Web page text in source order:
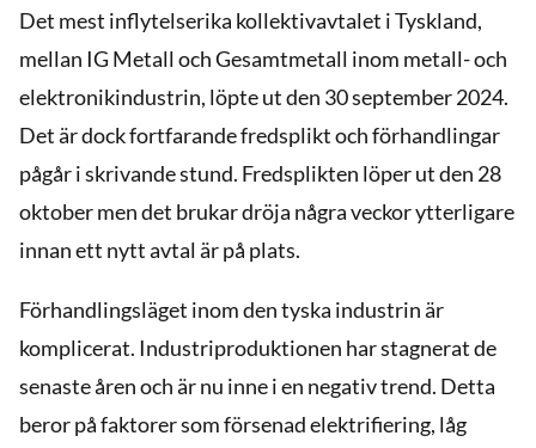
Det mest inflytelserika kollektivavtalet i Tyskland,
mellan IG Metall och Gesamtmetall inom metall- och
elektronikindustrin, löpte ut den 30 september 2024.
Det är dock fortfarande fredsplikt och förhandlingar
pågår i skrivande stund. Fredsplikten löper ut den 28
oktober men det brukar dröja några veckor ytterligare
innan ett nytt avtal är på plats.
Förhandlingsläget inom den tyska industrin är
komplicerat. Industriproduktionen har stagnerat de
senaste åren och är nu inne i en negativ trend. Detta
beror på faktorer som försenad elektrifiering, låg